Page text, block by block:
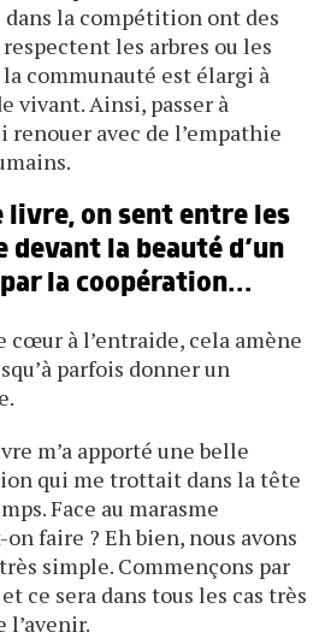
dans la compétition ont des
les arbres ou les
la communauté est élargi à
vivant. Ainsi, passer à
renouer avec de l’empathie
on sent entre les
la beauté d’un
la coopération…
cœur à l’entraide, cela amène
parfois donner un
m’a apporté une belle
qui me trottait dans la tête
Face au marasme
faire ? Eh bien, nous avons
simple. Commençons par
ce sera dans tous les cas très